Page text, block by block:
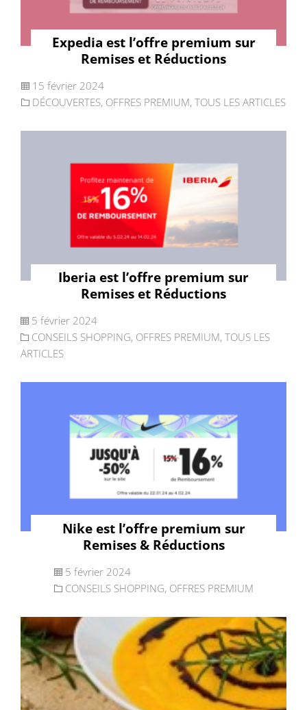
Expedia est l’offre premium sur
Remises et Réductions
15 février 2024
DÉCOUVERTES, OFFRES PREMIUM, TOUS LES ARTICLES
Iberia est l’offre premium sur
Remises et Réductions
5 février 2024
CONSEILS SHOPPING, OFFRES PREMIUM, TOUS LES
ARTICLES
Nike est l’offre premium sur
Remises & Réductions
5 février 2024
CONSEILS SHOPPING, OFFRES PREMIUM